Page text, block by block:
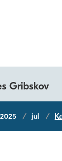
Gribskov
2025 jul